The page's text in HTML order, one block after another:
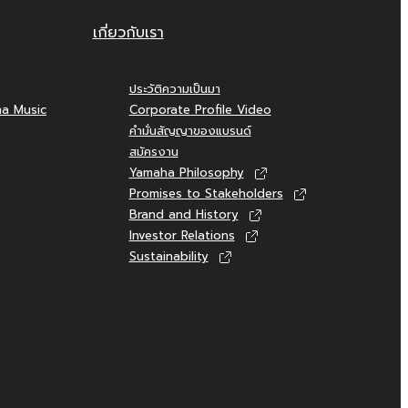
Music
เกี่ยวกับเรา
ประวัติความเป็นมา
Corporate Profile Video
คำมั่นสัญญาของแบรนด์
สมัครงาน
Yamaha Philosophy
Promises to Stakeholders
Brand and History
Investor Relations
Sustainability